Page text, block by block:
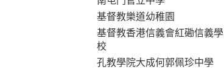
基督教樂道幼稚園
基督教香港信義會紅磡信義學
校
孔教學院大成何郭佩珍中學